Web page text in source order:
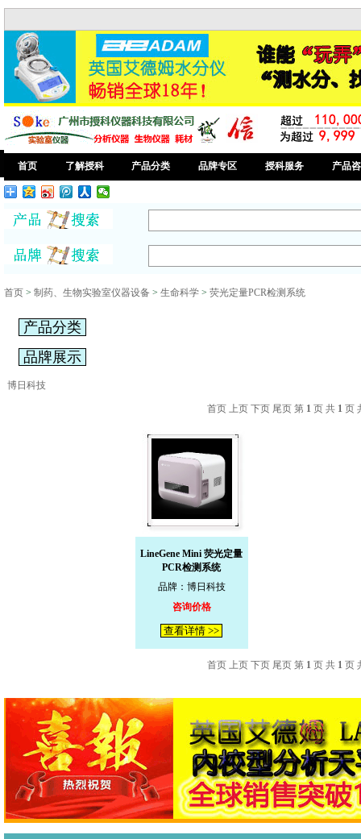
首页 了解授科 产品分类 品牌专区 授科服务 产品
首页> 制药、生物实验室仪器设备 > 生命科学> 荧光定量PCR检测系统
产品分类
品牌展示
博日科技
首页 上页 下页 尾页 第 1 页 共 1 页
LineGene Mini 荧光定量
PCR检测系统
品牌：博日科技
咨询价格
查看详情 >>
首页 上页 下页 尾页 第 1 页 共 1 页